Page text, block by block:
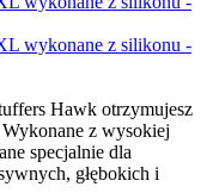
Hawk otrzymujesz
z wysokiej
specjalnie dla
głębokich i